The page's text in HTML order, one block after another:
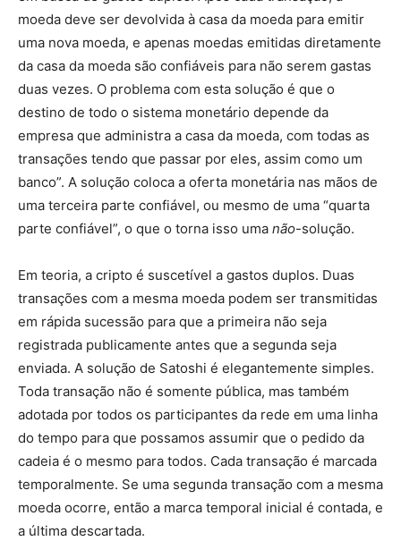
moeda deve ser devolvida à casa da moeda para emitir
uma nova moeda, e apenas moedas emitidas diretamente
da casa da moeda são confiáveis para não serem gastas
duas vezes. O problema com esta solução é que o
destino de todo o sistema monetário depende da
empresa que administra a casa da moeda, com todas as
transações tendo que passar por eles, assim como um
banco”. A solução coloca a oferta monetária nas mãos de
uma terceira parte confiável, ou mesmo de uma “quarta
parte confiável”, o que o torna isso uma não-solução.
Em teoria, a cripto é suscetível a gastos duplos. Duas
transações com a mesma moeda podem ser transmitidas
em rápida sucessão para que a primeira não seja
registrada publicamente antes que a segunda seja
enviada. A solução de Satoshi é elegantemente simples.
Toda transação não é somente pública, mas também
adotada por todos os participantes da rede em uma linha
do tempo para que possamos assumir que o pedido da
cadeia é o mesmo para todos. Cada transação é marcada
temporalmente. Se uma segunda transação com a mesma
moeda ocorre, então a marca temporal inicial é contada, e
a última descartada.